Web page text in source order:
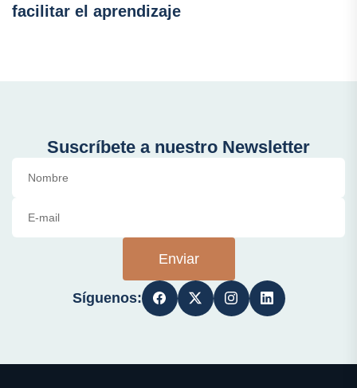
facilitar el aprendizaje
Suscríbete a nuestro Newsletter
Enviar
Síguenos: